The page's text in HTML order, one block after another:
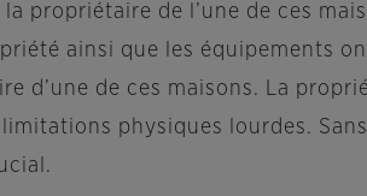
propriétaire de l’une de ces
ainsi que les équipements
d’une de ces maisons. La
physiques lourdes.